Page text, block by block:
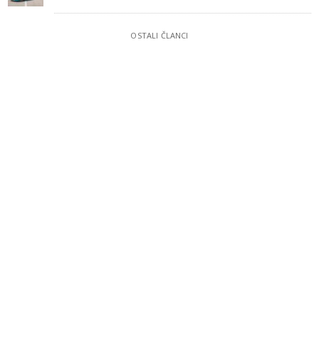
OSTALI ČLANCI